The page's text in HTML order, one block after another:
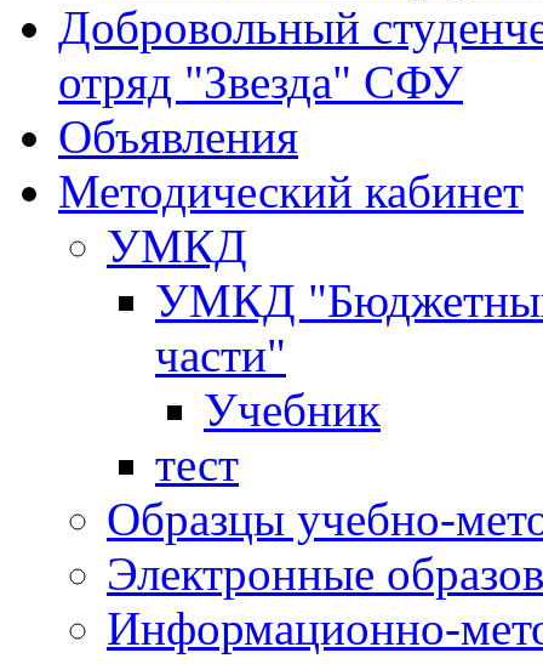
Добровольный
отряд "Звезда" СФУ
Объявления
Методический кабинет
УМКД
УМКД "Бюджетный
части"
Учебник
тест
Образцы учебно-
Электронные
Информационно-